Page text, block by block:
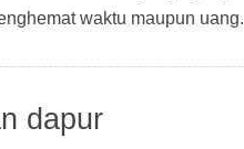
waktu maupun uang.
dapur